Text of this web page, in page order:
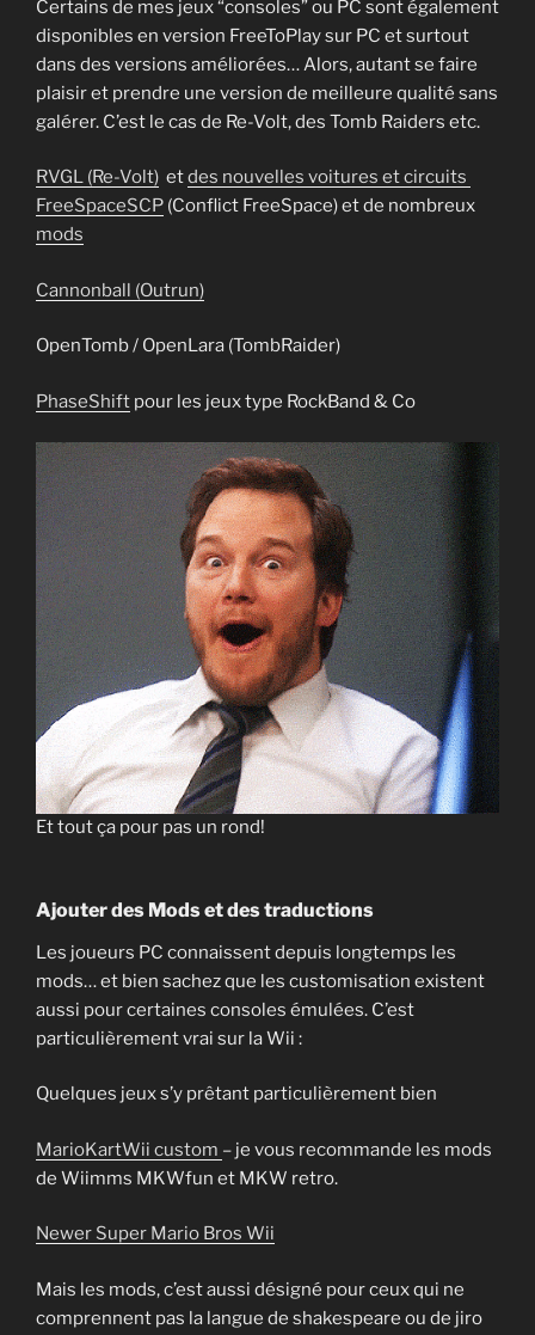
Certains de mes jeux “consoles” ou PC sont également
disponibles en version FreeToPlay sur PC et surtout
dans des versions améliorées… Alors, autant se faire
plaisir et prendre une version de meilleure qualité sans
galérer. C’est le cas de Re-Volt, des Tomb Raiders etc.
RVGL (Re-Volt) etdes nouvelles voitures et circuits
FreeSpaceSCP (Conflict FreeSpace) et de nombreux
mods
Cannonball (Outrun)
OpenTomb / OpenLara (TombRaider)
PhaseShift pour les jeux type RockBand & Co
Et tout ça pour pas un rond!
Ajouter des Mods et des traductions
Les joueurs PC connaissent depuis longtemps les
mods… et bien sachez que les customisation existent
aussi pour certaines consoles émulées. C’est
particulièrement vrai sur la Wii :
Quelques jeux s’y prêtant particulièrement bien
MarioKartWii custom – je vous recommande les mods
de Wiimms MKWfun et MKW retro.
Newer Super Mario Bros Wii
Mais les mods, c’est aussi désigné pour ceux qui ne
comprennent pas la langue de shakespeare ou de jiro